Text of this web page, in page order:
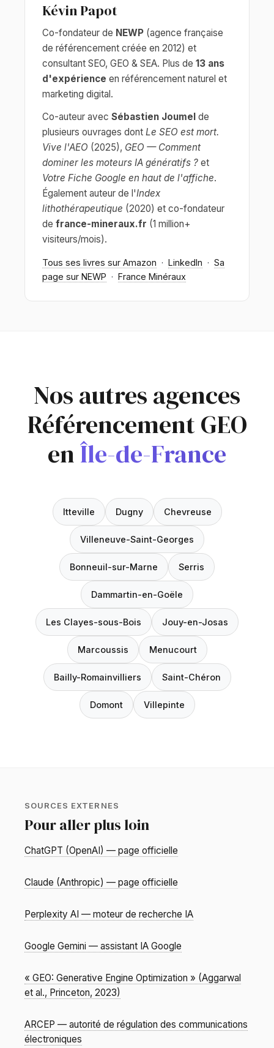
Kévin Papot
Co-fondateur de NEWP (agence française
de référencement créée en 2012) et
consultant SEO, GEO & SEA. Plus de 13 ans
d'expérience en référencement naturel et
marketing digital.
Co-auteur avec Sébastien Joumel de
plusieurs ouvrages dont Le SEO est mort.
Vive l'AEO (2025), GEO — Comment
dominer les moteurs IA génératifs ? et
Votre Fiche Google en haut de l'affiche.
Également auteur de l'Index
lithothérapeutique (2020) et co-fondateur
de france-mineraux.fr (1 million+
visiteurs/mois).
Tous ses livres sur Amazon · LinkedIn · Sa
page sur NEWP · France Minéraux
Nos autres agences
Référencement GEO
enÎle-de-France
Itteville Dugny Chevreuse
Villeneuve-Saint-Georges
Bonneuil-sur-Marne Serris
Dammartin-en-Goële
Les Clayes-sous-Bois Jouy-en-Josas
Marcoussis Menucourt
Bailly-Romainvilliers Saint-Chéron
Domont Villepinte
SOURCES EXTERNES
Pour aller plus loin
ChatGPT (OpenAI) — page officielle
Claude (Anthropic) — page officielle
Perplexity AI — moteur de recherche IA
Google Gemini — assistant IA Google
« GEO: Generative Engine Optimization » (Aggarwal
et al., Princeton, 2023)
ARCEP — autorité de régulation des communications
électroniques